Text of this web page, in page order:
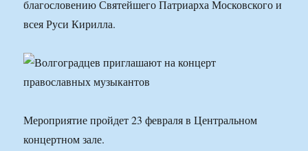
благословению Святейшего Патриарха Московского и
всея Руси Кирилла.
Мероприятие пройдет 23 февраля в Центральном
концертном зале.